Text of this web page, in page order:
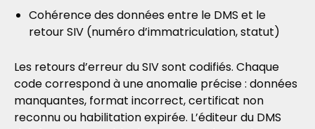
Cohérence des données entre le DMS et le
retour SIV (numéro d’immatriculation, statut)
Les retours d’erreur du SIV sont codifiés. Chaque
code correspond à une anomalie précise : données
manquantes, format incorrect, certificat non
reconnu ou habilitation expirée. L’éditeur du DMS